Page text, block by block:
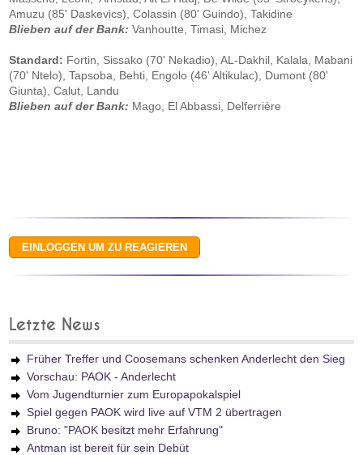
Amuzu (85' Daskevics), Colassin (80' Guindo), Takidine
Blieben auf der Bank: Vanhoutte, Timasi, Michez
Standard: Fortin, Sissako (70' Nekadio), AL-Dakhil, Kalala, Mabani
(70' Ntelo), Tapsoba, Behti, Engolo (46' Altikulac), Dumont (80'
Giunta), Calut, Landu
Blieben auf der Bank: Mago, El Abbassi, Delferrière
Letzte News
Früher Treffer und Coosemans schenken Anderlecht den Sieg
Vorschau: PAOK - Anderlecht
Vom Jugendturnier zum Europapokalspiel
Spiel gegen PAOK wird live auf VTM 2 übertragen
Bruno: "PAOK besitzt mehr Erfahrung"
Antman ist bereit für sein Debüt